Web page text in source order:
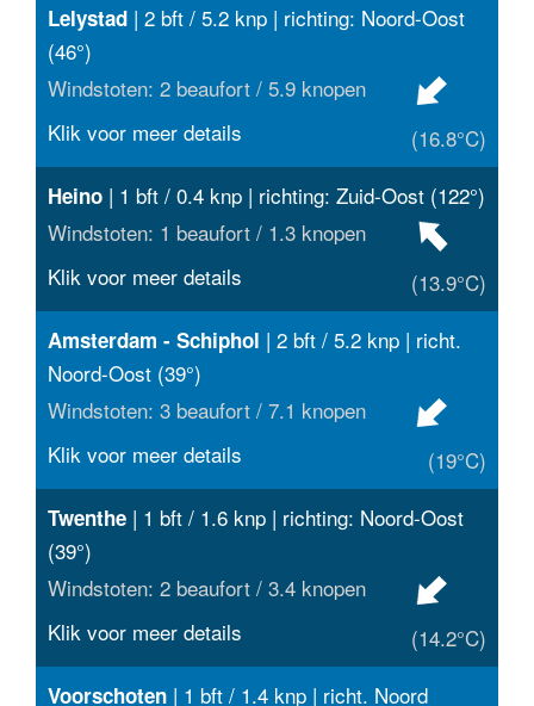
Lelystad | 2 bft / 5.2 knp | richting: Noord-Oost
(46°)
Windstoten: 2 beaufort / 5.9 knopen
(16.8°C)
Klik voor meer details
Heino | 1 bft / 0.4 knp | richting: Zuid-Oost (122°)
Windstoten: 1 beaufort / 1.3 knopen
(13.9°C)
Klik voor meer details
Amsterdam - Schiphol | 2 bft / 5.2 knp | richt.
Noord-Oost (39°)
Windstoten: 3 beaufort / 7.1 knopen
(19°C)
Klik voor meer details
Twenthe | 1 bft / 1.6 knp | richting: Noord-Oost
(39°)
Windstoten: 2 beaufort / 3.4 knopen
(14.2°C)
Klik voor meer details
Voorschoten | 1 bft / 1.4 knp | richt. Noord